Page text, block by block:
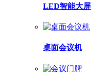
LED智能大屏
桌面会议机